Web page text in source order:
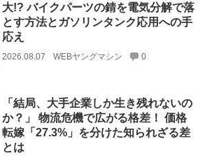
大!? バイクパーツの錆を電気分解で落
とす方法とガソリンタンク応用への手
応え
2026.08.07 WEBヤングマシン 0
「結局、大手企業しか生き残れないの
か？」 物流危機で広がる格差！ 価格
転嫁「27.3%」を分けた知られざる差
とは